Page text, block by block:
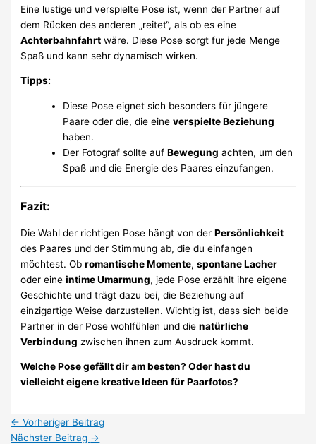
Eine lustige und verspielte Pose ist, wenn der Partner auf
dem Rücken des anderen „reitet“, als ob es eine
Achterbahnfahrt wäre. Diese Pose sorgt für jede Menge
Spaß und kann sehr dynamisch wirken.
Tipps:
Diese Pose eignet sich besonders für jüngere
Paare oder die, die eineverspielte Beziehung
haben.
Der Fotograf sollte aufBewegung achten, um den
Spaß und die Energie des Paares einzufangen.
Fazit:
Die Wahl der richtigen Pose hängt von derPersönlichkeit
des Paares und der Stimmung ab, die du einfangen
möchtest. Obromantische Momente,spontane Lacher
oder eineintime Umarmung, jede Pose erzählt ihre eigene
Geschichte und trägt dazu bei, die Beziehung auf
einzigartige Weise darzustellen. Wichtig ist, dass sich beide
Partner in der Pose wohlfühlen und dienatürliche
Verbindung zwischen ihnen zum Ausdruck kommt.
Welche Pose gefällt dir am besten? Oder hast du
vielleicht eigene kreative Ideen für Paarfotos?
← Vorheriger Beitrag
Nächster Beitrag →